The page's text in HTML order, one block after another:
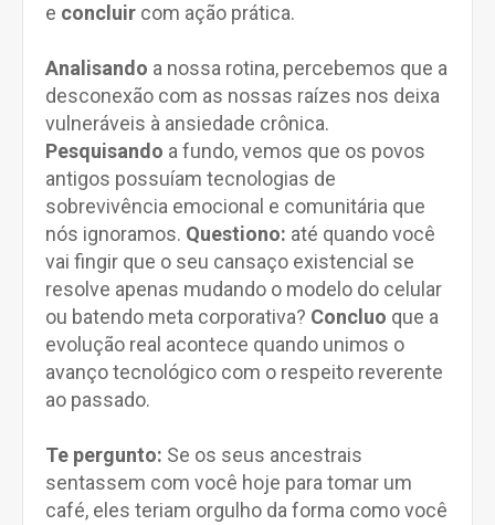
e concluir com ação prática.
Analisando a nossa rotina, percebemos que a
desconexão com as nossas raízes nos deixa
vulneráveis à ansiedade crônica.
Pesquisando a fundo, vemos que os povos
antigos possuíam tecnologias de
sobrevivência emocional e comunitária que
nós ignoramos. Questiono: até quando você
vai fingir que o seu cansaço existencial se
resolve apenas mudando o modelo do celular
ou batendo meta corporativa? Concluo que a
evolução real acontece quando unimos o
avanço tecnológico com o respeito reverente
ao passado.
Te pergunto: Se os seus ancestrais
sentassem com você hoje para tomar um
café, eles teriam orgulho da forma como você